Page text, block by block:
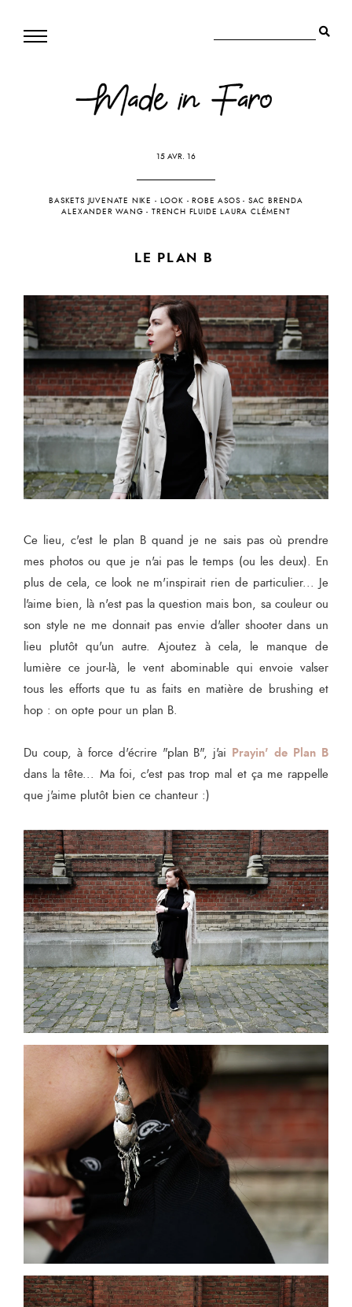
15 AVR. 16
BASKETS JUVENATE NIKE - LOOK -ROBE ASOS - SAC BRENDA
ALEXANDER WANG - TRENCH FLUIDE LAURA CLÉMENT
LE PLAN B
Ce lieu, c'est le plan B quand je ne sais pas où prendre
mes photos ou que je n'ai pas le temps (ou les deux). En
plus de cela, ce look ne m'inspirait rien de particulier... Je
l'aime bien, là n'est pas la question mais bon, sa couleur ou
son style ne me donnait pas envie d'aller shooter dans un
lieu plutôt qu'un autre. Ajoutez à cela, le manque de
lumière ce jour-là, le vent abominable qui envoie valser
tous les efforts que tu as faits en matière de brushing et
hop : on opte pour un plan B.
Du coup, à force d'écrire "plan B", j'ai Prayin' de Plan B
dans la tête... Ma foi, c'est pas trop mal et ça me rappelle
que j'aime plutôt bien ce chanteur :)